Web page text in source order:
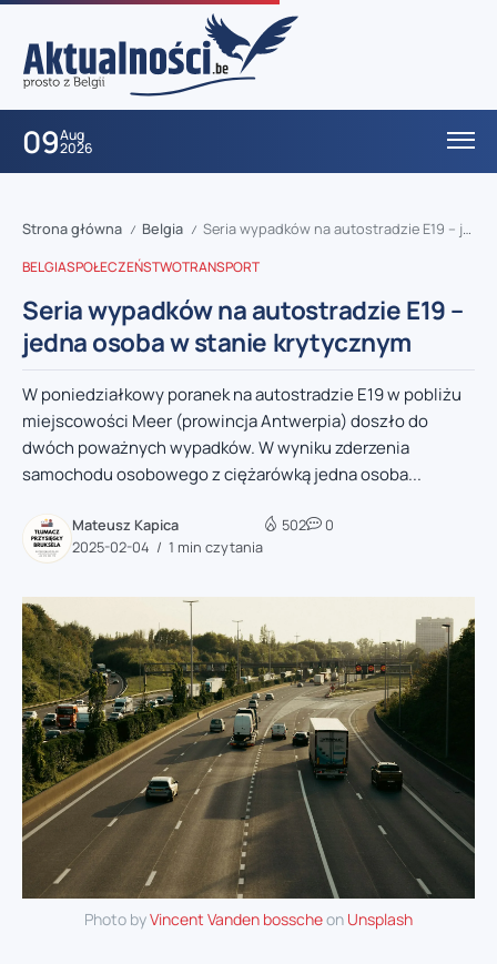
09Aug
2026
Strona główna / Belgia / Seria wypadków na autostradzie E19 – jedna osoba w stanie krytycznym
BELGIASPOŁECZEŃSTWOTRANSPORT
Seria wypadków na autostradzie E19 –
jedna osoba w stanie krytycznym
W poniedziałkowy poranek na autostradzie E19 w pobliżu
miejscowości Meer (prowincja Antwerpia) doszło do
dwóch poważnych wypadków. W wyniku zderzenia
samochodu osobowego z ciężarówką jedna osoba...
Mateusz Kapica
2025-02-04
1 min czytania
502 0
Photo byVincent Vanden bosscheon Unsplash